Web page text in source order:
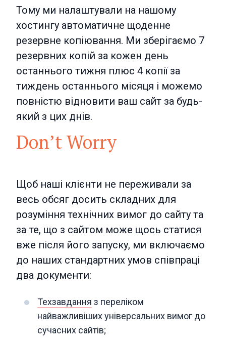
Тому ми налаштували на нашому
хостингу автоматичне щоденне
резервне копіювання. Ми зберігаємо 7
резервних копій за кожен день
останнього тижня плюс 4 копії за
тиждень останнього місяця і можемо
повністю відновити ваш сайт за будь-
який з цих днів.
Don’t Worry
Щоб наші клієнти не переживали за
весь обсяг досить складних для
розуміння технічних вимог до сайту та
за те, що з сайтом може щось статися
вже після його запуску, ми включаємо
до наших стандартних умов співпраці
два документи:
Техзавдання з переліком
найважливіших універсальних вимог до
сучасних сайтів;